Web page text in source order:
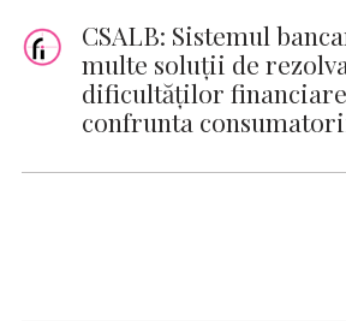
CSALB: Sistemul
multe soluții de
dificultăților financiare
confrunta